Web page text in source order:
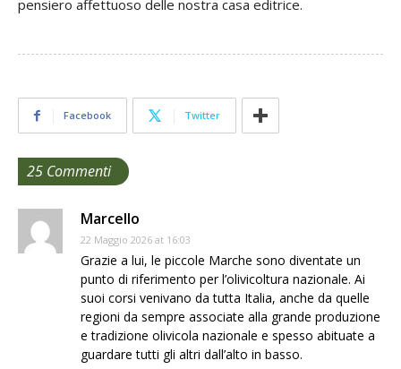
pensiero affettuoso delle nostra casa editrice.
Facebook Twitter
25 Commenti
Marcello
22 Maggio 2026 at 16:03
Grazie a lui, le piccole Marche sono diventate un
punto di riferimento per l’olivicoltura nazionale. Ai
suoi corsi venivano da tutta Italia, anche da quelle
regioni da sempre associate alla grande produzione
e tradizione olivicola nazionale e spesso abituate a
guardare tutti gli altri dall’alto in basso.